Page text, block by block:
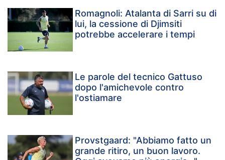
Romagnoli: Atalanta di Sarri su di
lui, la cessione di Djimsiti
potrebbe accelerare i tempi
Le parole del tecnico Gattuso
dopo l'amichevole contro
l'ostiamare
Provstgaard: "Abbiamo fatto un
grande ritiro, un buon lavoro.